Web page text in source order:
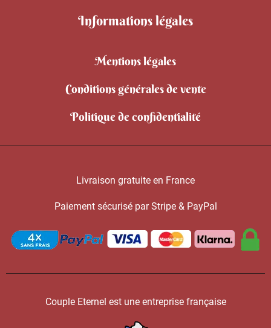
Informations légales
Mentions légales
Conditions générales de vente
Politique de confidentialité
Livraison gratuite en France
Paiement sécurisé par Stripe & PayPal
Couple Eternel est une entreprise française